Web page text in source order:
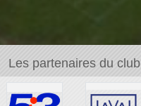
Les partenaires du club